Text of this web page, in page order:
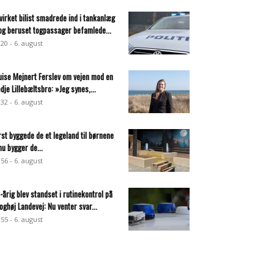
bilist smadrede ind i tankanlæg
beruset togpassager befamlede...
- 6. august
Mejnert Ferslev om vejen mod en
Lillebæltsbro: »Jeg synes,...
- 6. august
byggede de et legeland til børnene
bygger de...
- 6. august
blev standset i rutinekontrol på
Landevej: Nu venter svar...
- 6. august